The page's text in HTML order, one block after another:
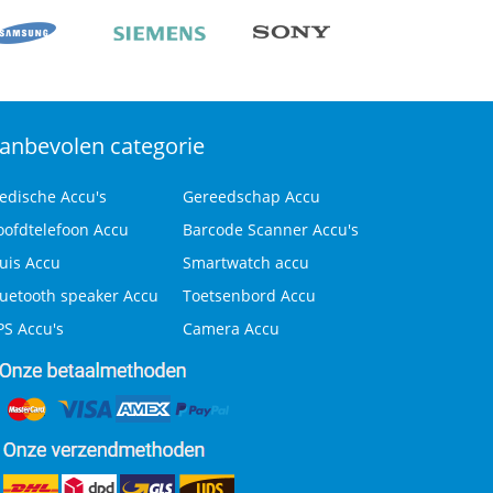
categorie
Accu's
Gereedschap Accu
Accu
Barcode Scanner Accu's
Accu
Smartwatch accu
speaker Accu
Toetsenbord Accu
Accu's
Camera Accu